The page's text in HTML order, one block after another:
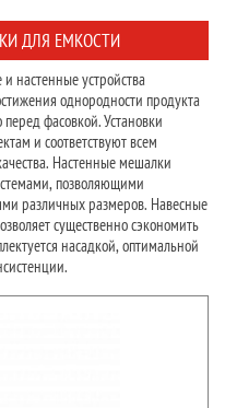
ряда продуктов.
ДЛЯ ЕМКОСТИ
настенные устройства
однородности продукта
фасовкой. Установки
и соответствуют всем
Настенные мешалки
позволяющими
различных размеров. Навесные
существенно сэкономить
насадкой, оптимальной